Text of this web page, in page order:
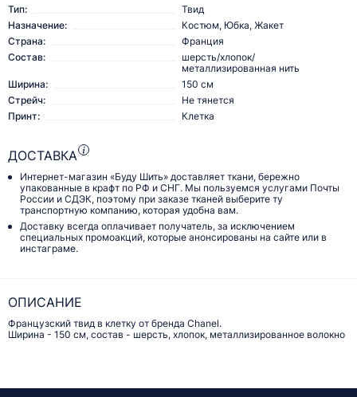
Тип:
Твид
Назначение:
Костюм, Юбка, Жакет
Страна:
Франция
Состав:
шерсть/хлопок/
металлизированная нить
Ширина:
150 см
Стрейч:
Не тянется
Принт:
Клетка
ДОСТАВКА
Интернет-магазин «Буду Шить» доставляет ткани, бережно
упакованные в крафт по РФ и СНГ. Мы пользуемся услугами Почты
России и СДЭК, поэтому при заказе тканей выберите ту
транспортную компанию, которая удобна вам.
Доставку всегда оплачивает получатель, за исключением
специальных промоакций, которые анонсированы на сайте или в
инстаграме.
ОПИСАНИЕ
Французский твид в клетку от бренда Chanel.
Ширина - 150 см, состав - шерсть, хлопок, металлизированное волокно